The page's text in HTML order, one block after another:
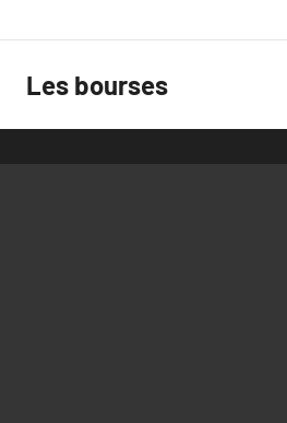
Les bourses